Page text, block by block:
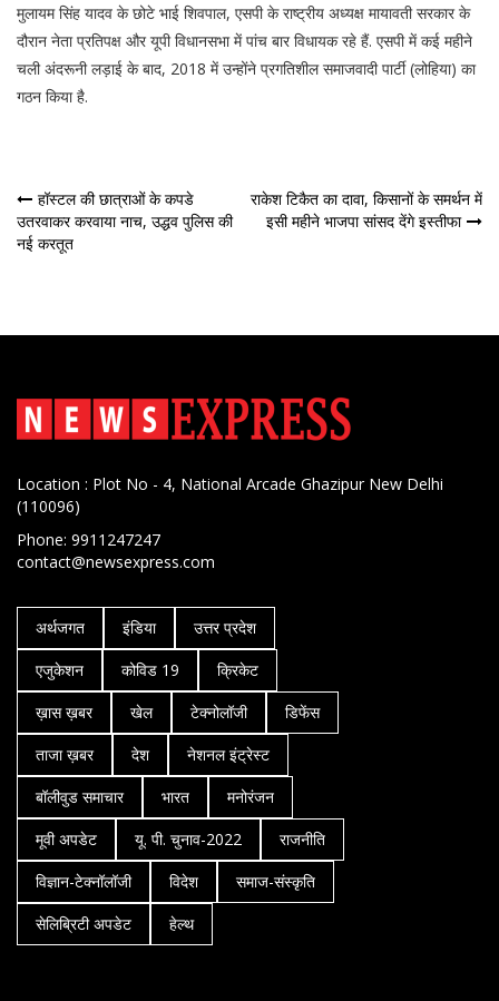
मुलायम सिंह यादव के छोटे भाई शिवपाल, एसपी के राष्ट्रीय अध्यक्ष मायावती सरकार के
दौरान नेता प्रतिपक्ष और यूपी विधानसभा में पांच बार विधायक रहे हैं. एसपी में कई महीने
चली अंदरूनी लड़ाई के बाद, 2018 में उन्होंने प्रगतिशील समाजवादी पार्टी (लोहिया) का
गठन किया है.
पोस्ट
नेविगेशन
हॉस्टल की छात्राओं के कपडे
उतरवाकर करवाया नाच, उद्धव पुलिस की
नई करतूत
राकेश टिकैत का दावा, किसानों के समर्थन में
इसी महीने भाजपा सांसद देंगे इस्तीफा
Location : Plot No - 4, National Arcade Ghazipur New Delhi
(110096)
Phone: 9911247247
contact@newsexpress.com
अर्थजगत इंडिया
उत्तर प्रदेश
एजुकेशन
कोविड 19
क्रिकेट
ख़ास ख़बर
खेल टेक्नोलॉजी
डिफेंस
ताजा ख़बर
देश
नेशनल इंट्रेस्ट
बॉलीवुड समाचार
भारत
मनोरंजन
मूवी अपडेट
यू. पी. चुनाव-2022
राजनीति
विज्ञान-टेक्नॉलॉजी
विदेश
समाज-संस्कृति
सेलिब्रिटी अपडेट
हेल्थ